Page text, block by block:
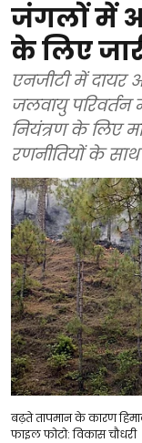
जंगलों में
के लिए
एनजीटी में दायर
जलवायु परिवर्तन
नियंत्रण के लिए
रणनीतियों के
बढ़ते तापमान के कारण
फाइल फोटो: विकास चौधरी